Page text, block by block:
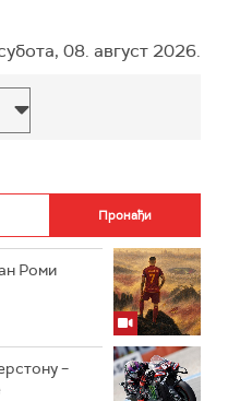
08. август 2026.
Роми
–